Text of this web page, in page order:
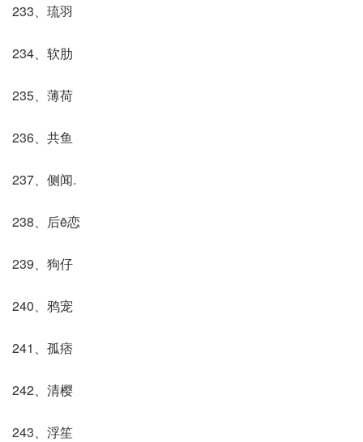
233、琉羽
234、软肋
235、薄荷
236、共鱼
237、侧闻.
238、后ē恋
239、狗仔
240、鸦宠
241、孤痞
242、清樱
243、浮笙